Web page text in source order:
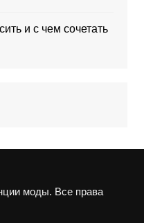
и с чем сочетать
моды. Все права